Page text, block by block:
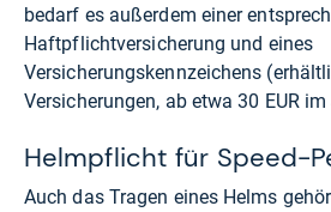
bedarf es außerdem einer
Haftpflichtversicherung und eines
Versicherungskennzeichens
Versicherungen, ab etwa 30 EUR
Helmpflicht für Speed-
Auch das Tragen eines Helms